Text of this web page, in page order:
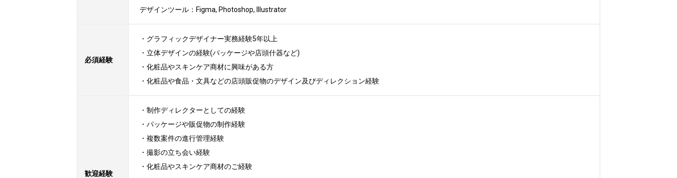
デザインツール：Figma, Photoshop, Illustrator
必須経験
・グラフィックデザイナー実務経験5年以上
・立体デザインの経験(パッケージや店頭什器など)
・化粧品やスキンケア商材に興味がある方
・化粧品や食品・文具などの店頭販促物のデザイン及びディレクション経験
歓迎経験
・制作ディレクターとしての経験
・パッケージや販促物の制作経験
・複数案件の進行管理経験
・撮影の立ち会い経験
・化粧品やスキンケア商材のご経験